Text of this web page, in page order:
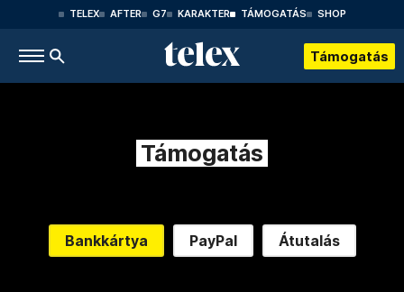
TELEX AFTER G7 KARAKTER TÁMOGATÁS SHOP
Támogatás
Támogatás
Bankkártya PayPal Átutalás